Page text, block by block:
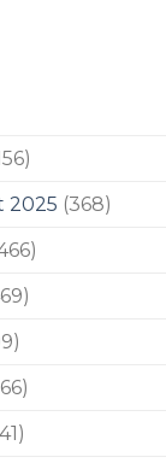
2025 (368)